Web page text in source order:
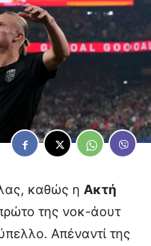
καθώς η Ακτή
της νοκ-άουτ
Απέναντί της